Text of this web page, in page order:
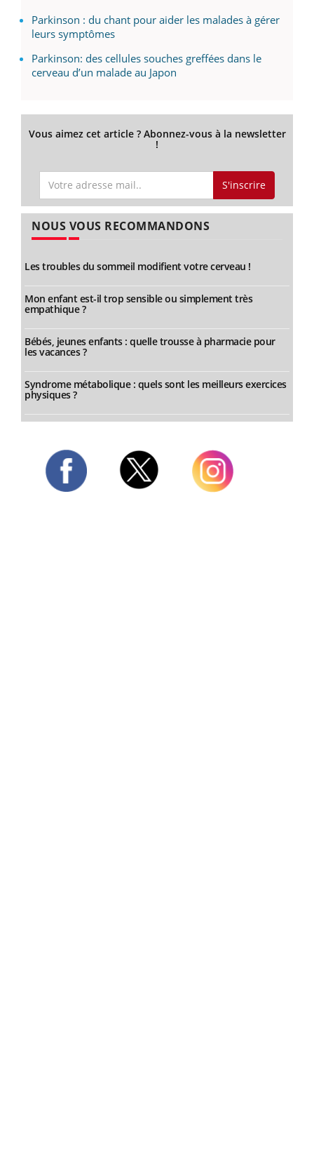
Parkinson : du chant pour aider les malades à gérer
leurs symptômes
Parkinson: des cellules souches greffées dans le
cerveau d’un malade au Japon
Vous aimez cet article ? Abonnez-vous à la newsletter
!
S'inscrire
NOUS VOUS RECOMMANDONS
Les troubles du sommeil modifient votre cerveau !
Mon enfant est-il trop sensible ou simplement très
empathique ?
Bébés, jeunes enfants : quelle trousse à pharmacie pour
les vacances ?
Syndrome métabolique : quels sont les meilleurs exercices
physiques ?